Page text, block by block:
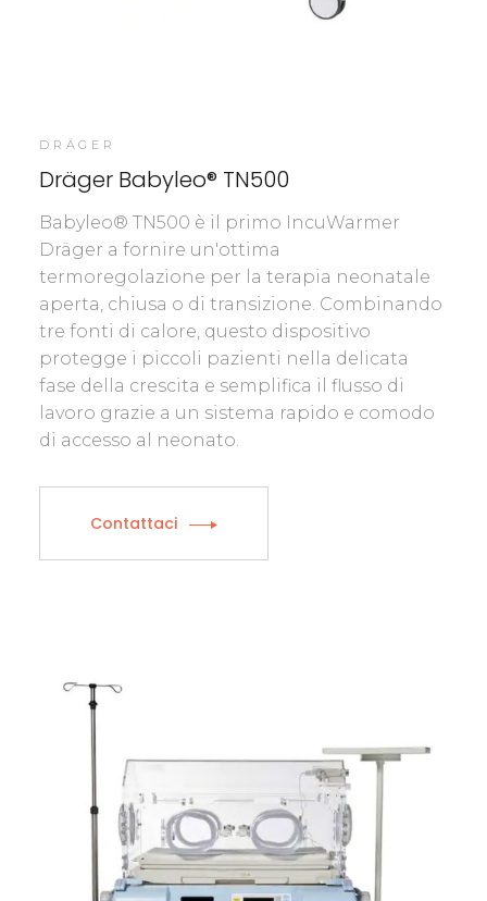
DRÄGER
Dräger Babyleo® TN500
​Babyleo® TN500 è il primo IncuWarmer
Dräger a fornire un'ottima
termoregolazione per la terapia neonatale
aperta, chiusa o di transizione. Combinando
tre fonti di calore, questo dispositivo
protegge i piccoli pazienti nella delicata
fase della crescita e semplifica il flusso di
lavoro grazie a un sistema rapido e comodo
di accesso al neonato.
Contattaci